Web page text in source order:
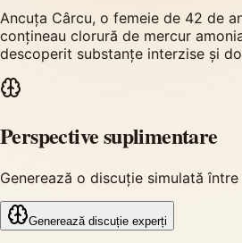
Ancuța Cârcu, o femeie de 42 de
conțineau clorură de mercur
descoperit substanțe interzise și
Perspective suplimentare
Generează o discuție simulată
Generează discuție experți